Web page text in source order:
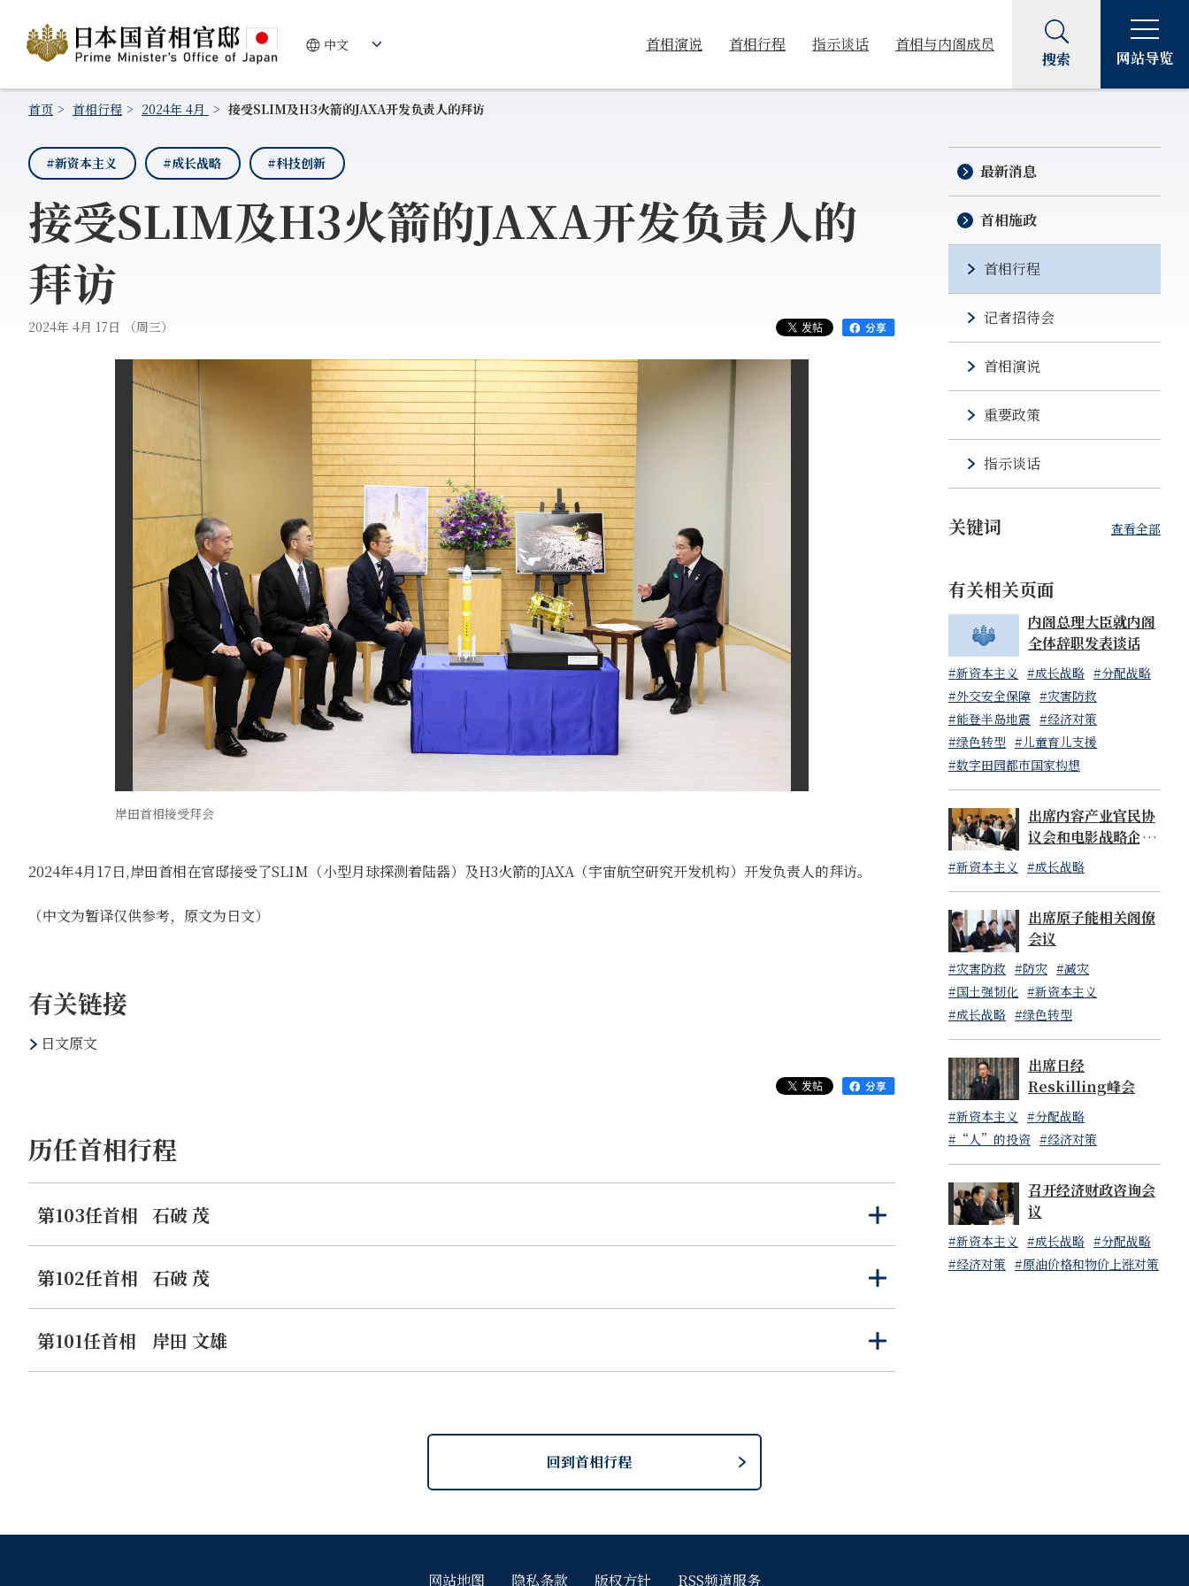
首相演说 首相行程 指示谈话 首相与内阁成员
搜索 网站导览
首页 首相行程 2024年 4月 接受SLIM及H3火箭的JAXA开发负责人的拜访
#新资本主义 #成长战略 #科技创新
接受SLIM及H3火箭的JAXA开发负责人的
拜访
2024年 4月 17日 （周三）
岸田首相接受拜会
2024年4月17日,岸田首相在官邸接受了SLIM（小型月球探测着陆器）及H3火箭的JAXA（宇宙航空研究开发机构）开发负责人的拜访。
（中文为暂译仅供参考，原文为日文）
有关链接
日文原文
历任首相行程
第103任首相 石破 茂
打
开
关
闭
第102任首相 石破 茂
打
开
关
闭
第101任首相
岸田 文雄
打
开
关
闭
最新消息
首相施政
首相行程
记者招待会
首相演说
重要政策
指示谈话
关键词 查看全部
有关相关页面
内阁总理大臣就内阁
全体辞职发表谈话
#新资本主义 #成长战略 #分配战略
#外交安全保障 #灾害防救
#能登半岛地震 #经济对策
#绿色转型 #儿童育儿支援
#数字田园都市国家构想
出席内容产业官民协
议会和电影战略企画
委员会的联合会议
#新资本主义 #成长战略
出席原子能相关阁僚
会议
#灾害防救 #防灾 #减灾
#国土强韧化 #新资本主义
#成长战略 #绿色转型
出席日经
Reskilling峰会
#新资本主义 #分配战略
#“人”的投资 #经济对策
召开经济财政咨询会
议
#新资本主义 #成长战略 #分配战略
#经济对策 #原油价格和物价上涨对策
回到首相行程
网站地图 隐私条款 版权方针 RSS频道服务